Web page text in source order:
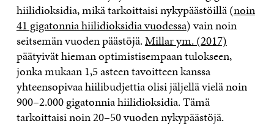
hiilidioksidia, mikä tarkoittaisi nykypäästöillä (noin
41 gigatonnia hiilidioksidia vuodessa) vain noin
seitsemän vuoden päästöjä.Millar ym. (2017)
päätyivät hieman optimistisempaan tulokseen,
jonka mukaan 1,5 asteen tavoitteen kanssa
yhteensopivaa hiilibudjettia olisi jäljellä vielä noin
900–2.000 gigatonnia hiilidioksidia. Tämä
tarkoittaisi noin 20–50 vuoden nykypäästöjä.